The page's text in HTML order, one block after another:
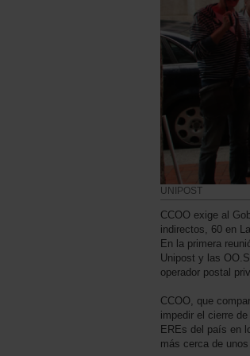
UNIPOST
CCOO exige al
indirectos, 60 en
En la primera
Unipost y las
operador postal
CCOO, que
impedir el cierre
EREs del país en
más cerca de